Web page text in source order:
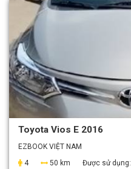
Toyota Vios E 2016
EZBOOK VIỆT NAM
4
50 km Được sử dụng: